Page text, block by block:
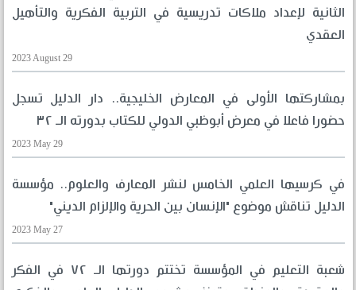
الثانية لإعداد ملاكات تدريسية في التربية الفكرية والتأهيل
العقدي
2023 August 29
بمشاركتها الأولى في المعارض الخليجية.. دار الدليل تسجل
حضورا فاعلا في معرض أبوظبي الدولي للكتاب بدورته الـ ٣٢
2023 May 29
في كرسيها العلمي الخامس لنشر المعارف والعلوم.. مؤسسة
الدليل تناقش موضوع "الإنسان بين الحرية والإلزام الديني"
2023 May 27
شعبة التعليم في المؤسسة تختتم دورتها الـ ٧٢ في الفكر